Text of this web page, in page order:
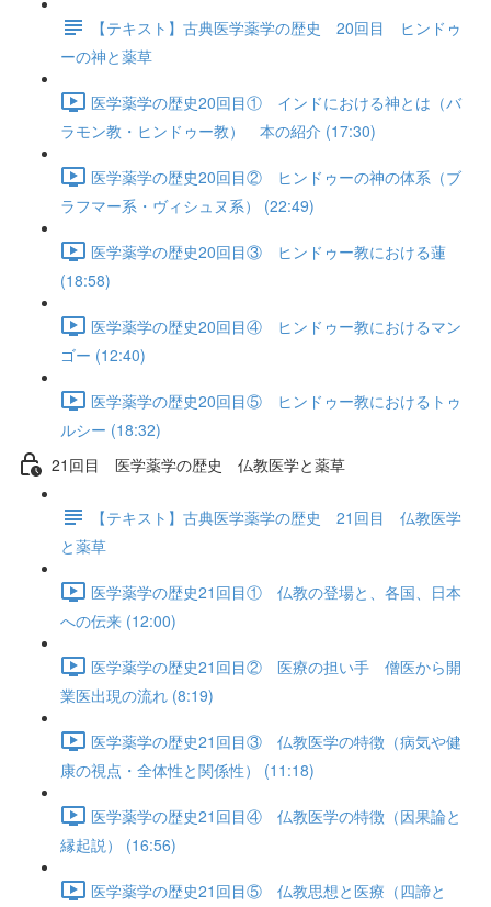
【テキスト】古典医学薬学の歴史 20回目 ヒンドゥ
ーの神と薬草
医学薬学の歴史20回目① インドにおける神とは（バ
ラモン教・ヒンドゥー教） 本の紹介 (17:30)
医学薬学の歴史20回目② ヒンドゥーの神の体系（ブ
ラフマー系・ヴィシュヌ系） (22:49)
医学薬学の歴史20回目③ ヒンドゥー教における蓮
(18:58)
医学薬学の歴史20回目④ ヒンドゥー教におけるマン
ゴー (12:40)
医学薬学の歴史20回目⑤ ヒンドゥー教におけるトゥ
ルシー (18:32)
21回目 医学薬学の歴史 仏教医学と薬草
【テキスト】古典医学薬学の歴史 21回目 仏教医学
と薬草
医学薬学の歴史21回目① 仏教の登場と、各国、日本
への伝来 (12:00)
医学薬学の歴史21回目② 医療の担い手 僧医から開
業医出現の流れ (8:19)
医学薬学の歴史21回目③ 仏教医学の特徴（病気や健
康の視点・全体性と関係性） (11:18)
医学薬学の歴史21回目④ 仏教医学の特徴（因果論と
縁起説） (16:56)
医学薬学の歴史21回目⑤ 仏教思想と医療（四諦と